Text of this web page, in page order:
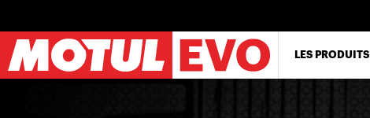
contenu
principal
LES PRODUITS